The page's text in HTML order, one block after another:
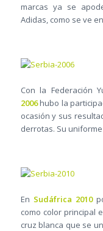
marcas ya se
Adidas, como se ve en
Con la Federación
2006hubo la
ocasión y sus
derrotas. Su
En Sudáfrica 2010
como color principal
cruz blanca que se